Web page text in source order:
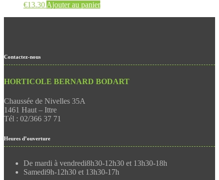
€13.30 Ajouter au panier
Contactez-nous
HORTICOLE BERNARD BODART
Chaussée de Nivelles 35A
1461 Haut – Ittre
Tél : 02/366 37 71
Heures d’ouverture
De mardi à vendredi8h30-12h30 et 13h30-18h
Samedi9h-12h30 et 13h30-17h